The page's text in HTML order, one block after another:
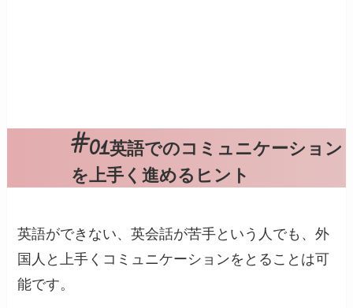
英語でのコミュニケーション
を上手く進めるヒント
英語ができない、英会話が苦手という人でも、外
国人と上手くコミュニケーションをとることは可
能です。